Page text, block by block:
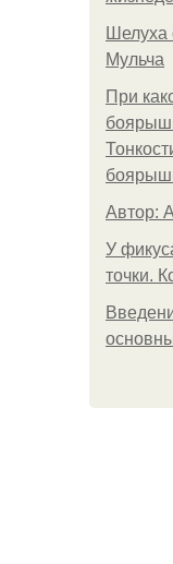
Шелуха
Мульча
При
Автор:
У
точки.